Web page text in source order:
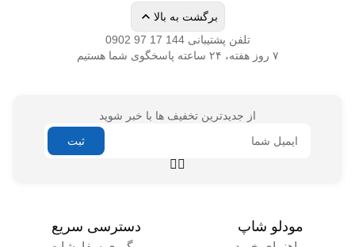
تلفن پشتیبانی
از جدیدترین تخفیف ها با خبر شوید